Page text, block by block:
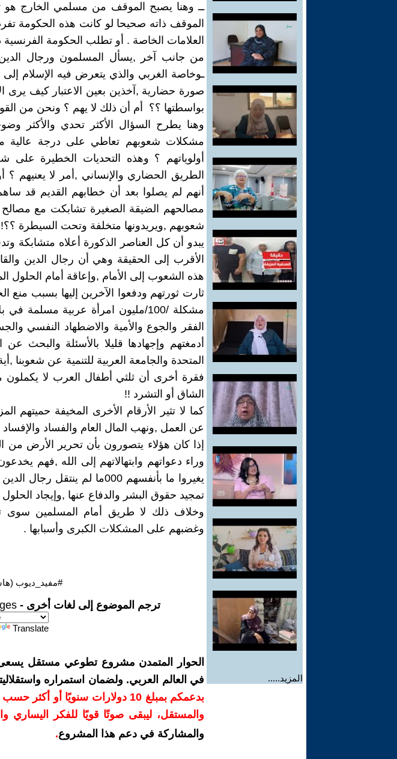
المزيد.....
ــ وهنا يصبح الموقف من مسلمي الخارج
الموقف ذاته صحيحا لو كانت هذه الحكومة
العلامات الخاصة . أو تطلب الحكومة
من جانب آخر ,يسأل المسلمون ورجال
ـوخاصة الغربي والذي يتعرض فيه الإسلام
صورة حضارية ,آخذين بعين الاعتبار كيف يرى
بواسطتها ؟؟ أم أن ذلك لا يهم ؟ ونحن من
وهنا يطرح السؤال الأكثر تحدي والأكثر
مشكلات شعوبهم تعاطي على درجة عالية
أولوياتهم ؟ وهذه التحديات الخطيرة
الطريق الحضاري والإنساني ,أمر لا يعنيهم
أنهم لم يصلوا بعد أن خطابهم القديم قد
مصالحهم الضيقة الصغيرة تشابكت مع مصالح
شعوبهم ,ويريدونها متخلفة وتحت السيطرة
يبدو أن كل العناصر الذكورة أعلاه متشابكة
الأقرب إلى الحقيقة وهي أن رجال الدين
هذه الشعوب إلى الأمام ,وإعاقة أمام الحلول
ثارت ثورتهم ودفعوا الآخرين إليها بسبب
الفقر والجوع والأمية والاضطهاد النفسي
أدمغتهم وإجهادها قليلا بالأسئلة والبحث عن
المتحدة والجامعة العربية للتنمية عن
فقرة أخرى أن ثلثي أطفال العرب لا يكملون
الشاق أو التشرد !!
كما لا تثير الأرقام الأخرى المخيفة حميتهم
عن العمل ,ونهب المال العام والفساد
إذا كان هؤلاء يتصورون بأن تحرير الأرض من
وراء دعواتهم وابتهالاتهم إلى الله ,فهم
يغيروا ما بأنفسهم 000ما لم
تمجيد حقوق البشر والدفاع عنها ,وإيجاد
وخلاف ذلك لا طريق أمام المسلمين سوى
وغضبهم على المشكلات الكبرى وأسبابها .
#مفيد_ديوب
ترجم الموضوع إلى لغات أخرى -
Translate
الحوار المتمدن مشروع تطوعي مستقل يسعى
في العالم العربي. ولضمان استمراره
بدعمكم بمبلغ 10 دولارات سنويًا
والمستقل، ليبقى صوتًا قويًا للفكر اليساري
والمشاركة في دعم هذا المشروع.